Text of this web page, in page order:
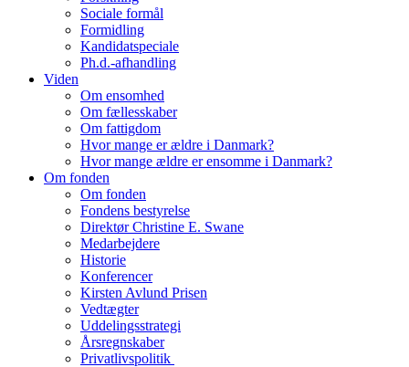
Sociale formål
Formidling
Kandidatspeciale
Ph.d.-afhandling
Viden
Om ensomhed
Om fællesskaber
Om fattigdom
Hvor mange er ældre i Danmark?
Hvor mange ældre er ensomme i Danmark?
Om fonden
Om fonden
Fondens bestyrelse
Direktør Christine E. Swane
Medarbejdere
Historie
Konferencer
Kirsten Avlund Prisen
Vedtægter
Uddelingsstrategi
Årsregnskaber
Privatlivspolitik